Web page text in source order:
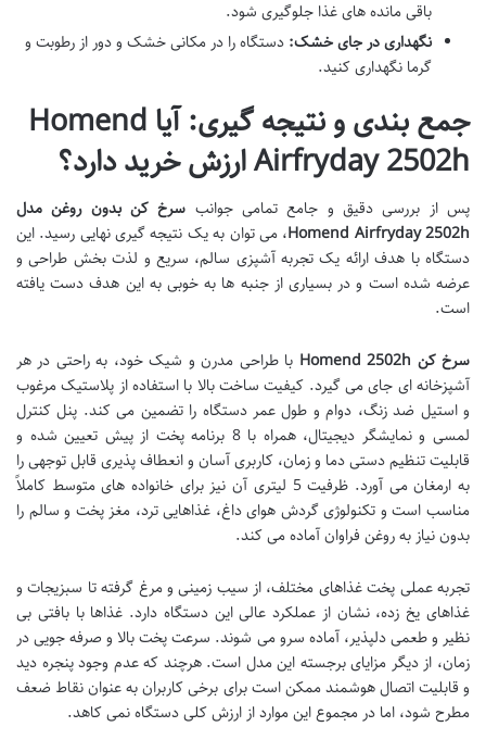
باقی مانده های غذا جلوگیری شود.
نگهداری در جای خشک: دستگاه را در مکانی خشک و دور از رطوبت و
گرما نگهداری کنید.
جمع بندی و نتیجه گیری: آیا Homend
Airfryday 2502h ارزش خرید دارد؟
پس از بررسی دقیق و جامع تمامی جوانب سرخ کن بدون روغن مدل
Homend Airfryday 2502h، می توان به یک نتیجه گیری نهایی رسید. این
دستگاه با هدف ارائه یک تجربه آشپزی سالم، سریع و لذت بخش طراحی و
عرضه شده است و در بسیاری از جنبه ها به خوبی به این هدف دست یافته
است.
سرخ کن Homend 2502h
با طراحی مدرن و شیک خود، به راحتی در هر
آشپزخانه ای جای می گیرد. کیفیت ساخت بالا با استفاده از پلاستیک مرغوب
و استیل ضد زنگ، دوام و طول عمر دستگاه را تضمین می کند. پنل کنترل
لمسی و نمایشگر دیجیتال، همراه با 8 برنامه پخت از پیش تعیین شده و
قابلیت تنظیم دستی دما و زمان، کاربری آسان و انعطاف پذیری قابل توجهی را
به ارمغان می آورد. ظرفیت 5 لیتری آن نیز برای خانواده های متوسط کاملاً
مناسب است و تکنولوژی گردش هوای داغ، غذاهایی ترد، مغز پخت و سالم را
بدون نیاز به روغن فراوان آماده می کند.
تجربه عملی پخت غذاهای مختلف، از سیب زمینی و مرغ گرفته تا سبزیجات و
غذاهای یخ زده، نشان از عملکرد عالی این دستگاه دارد. غذاها با بافتی بی
نظیر و طعمی دلپذیر، آماده سرو می شوند. سرعت پخت بالا و صرفه جویی در
زمان، از دیگر مزایای برجسته این مدل است. هرچند که عدم وجود پنجره دید
و قابلیت اتصال هوشمند ممکن است برای برخی کاربران به عنوان نقاط ضعف
مطرح شود، اما در مجموع این موارد از ارزش کلی دستگاه نمی کاهد.